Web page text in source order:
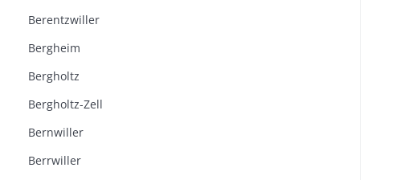
Berentzwiller
Bergheim
Bergholtz
Bergholtz-Zell
Bernwiller
Berrwiller